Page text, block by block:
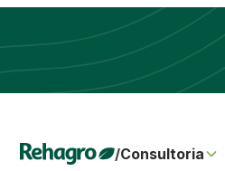
/Consultoria